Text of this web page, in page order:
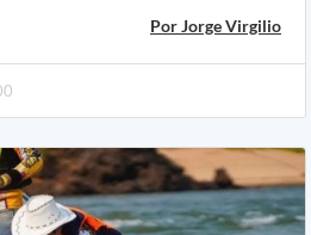
Por Jorge Virgilio